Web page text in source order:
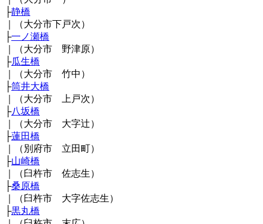
├静橋
｜（大分市下戸次）
├一ノ瀬橋
｜（大分市 野津原）
├瓜生橋
｜（大分市 竹中）
├筒井大橋
｜（大分市 上戸次）
├八坂橋
｜（大分市 大字辻）
├蓮田橋
｜（別府市 立田町）
├山崎橋
｜（臼杵市 佐志生）
├桑原橋
｜（臼杵市 大字佐志生）
├黒丸橋